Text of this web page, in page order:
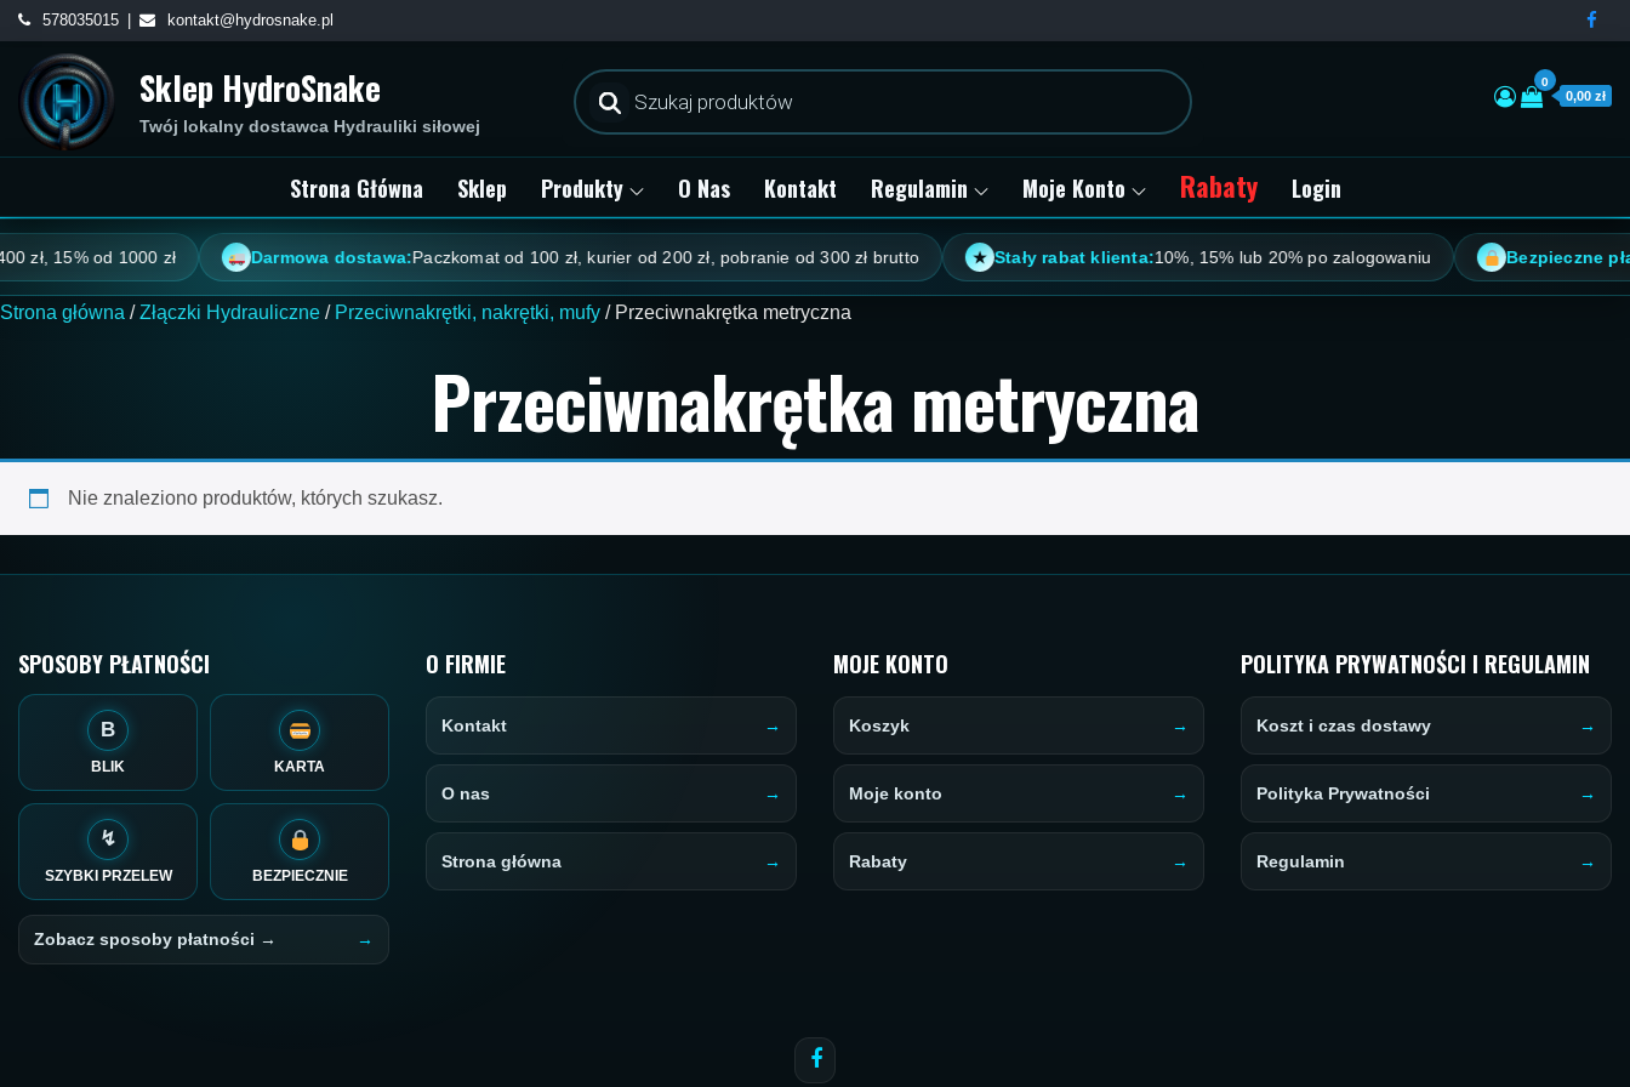
Skip
content
578035015 kontakt@hydrosnake.pl
Sklep HydroSnake
Twój lokalny dostawca Hydrauliki siłowej
Wyszukiwarka
produktów
0
0,00 zł
Strona Główna Sklep Produkty O Nas Kontakt Regulamin Moje Konto Rabaty Login
15% od 1000 zł Darmowa dostawa:Paczkomat od 100 zł, kurier od 200 zł, pobranie od 300 zł brutto ★ Stały rabat klienta:10%, 15% lub 20% po zalogowaniu Bezpieczne
Strona główna /Złączki Hydrauliczne / Przeciwnakrętki, nakrętki, mufy / Przeciwnakrętka metryczna
Przeciwnakrętka metryczna
Nie znaleziono produktów, których szukasz.
SPOSOBY PŁATNOŚCI
B
BLIK KARTA
↯
SZYBKI PRZELEW BEZPIECZNIE
Zobacz sposoby płatności →
O FIRMIE
Kontakt
O nas
Strona główna
MOJE KONTO
Koszyk
Moje konto
Rabaty
POLITYKA PRYWATNOŚCI I REGULAMIN
Koszt i czas dostawy
Polityka Prywatności
Regulamin